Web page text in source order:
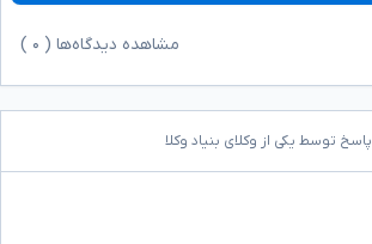
مشاهده دیدگاه‌ها ( ۰
پاسخ توسط یکی از وکلای بنیاد وکلا